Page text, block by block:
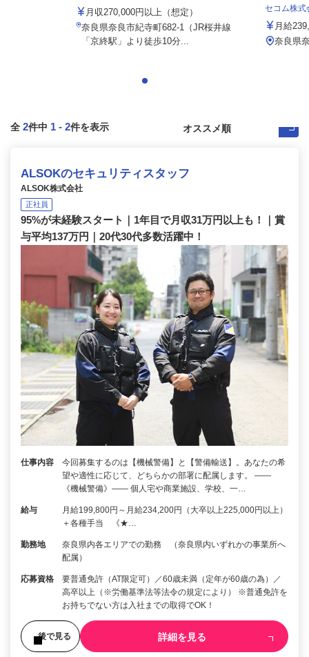
月収270,000円以上（想定）
奈良県奈良市紀寺町682-1（JR桜井線
「京終駅」より徒歩10分...
セコム株式
月給
奈良県
全 2件中 1 - 2件を表示
ALSOKのセキュリティスタッフ
ALSOK株式会社
正社員
95%が未経験スタート｜1年目で月収31万円以上も！｜賞
与平均137万円｜20代30代多数活躍中！
仕事内容
今回募集するのは【機械警備】と【警備輸送】。あなたの希
望や適性に応じて、どちらかの部署に配属します。 ――
《機械警備》―― 個人宅や商業施設、学校、一…
給与
月給199,800円～月給234,200円（大卒以上225,000円以上）
＋各種手当 《★…
勤務地
奈良県内各エリアでの勤務 （奈良県内いずれかの事業所へ
配属）
応募資格
要普通免許（AT限定可）／60歳未満（定年が60歳の為）／
高卒以上（※労働基準法等法令の規定により） ※普通免許を
お持ちでない方は入社までの取得でOK！
後で見る 詳細を見る